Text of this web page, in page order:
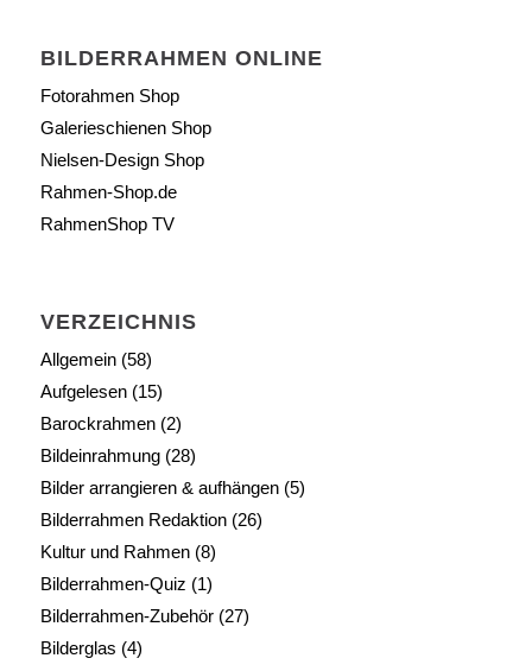
BILDERRAHMEN ONLINE
Fotorahmen Shop
Galerieschienen Shop
Nielsen-Design Shop
Rahmen-Shop.de
RahmenShop TV
VERZEICHNIS
Allgemein(58)
Aufgelesen(15)
Barockrahmen(2)
Bildeinrahmung(28)
Bilder arrangieren & aufhängen(5)
Bilderrahmen Redaktion(26)
Kultur und Rahmen(8)
Bilderrahmen-Quiz (1)
Bilderrahmen-Zubehör(27)
Bilderglas (4)